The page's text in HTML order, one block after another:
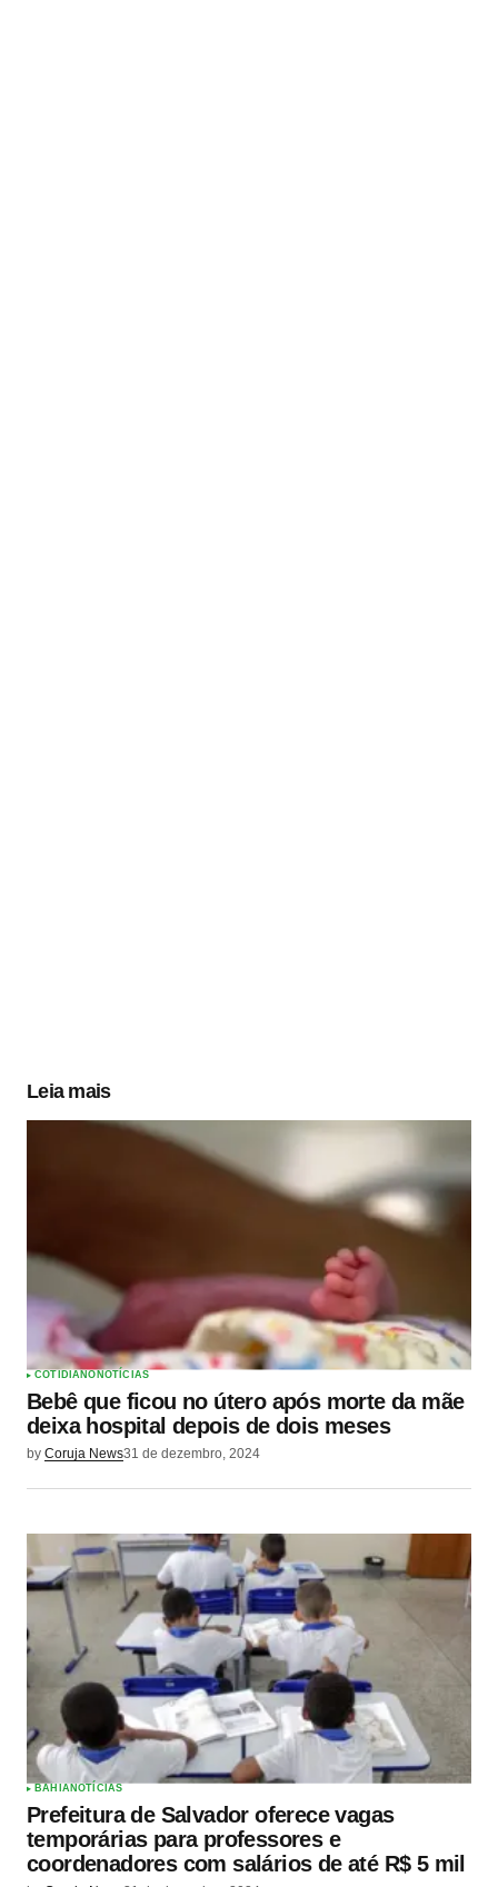
Leia mais
COTIDIANO NOTÍCIAS
Bebê que ficou no útero após morte da mãe
deixa hospital depois de dois meses
by Coruja News31 de dezembro, 2024
BAHIA NOTÍCIAS
Prefeitura de Salvador oferece vagas
temporárias para professores e
coordenadores com salários de até R$ 5 mil